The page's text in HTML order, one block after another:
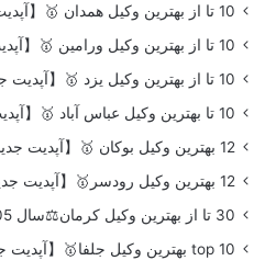
10 تا از بهترین وکیل همدان 🥇【آپدیت جدید】
10 تا از بهترین وکیل ورامین 🥇【آپدیت جدید】
10 تا از بهترین وکیل یزد 🥇【آپدیت جدید】
10 تا بهترین وکیل عباس آباد 🥇【آپدیت جدید】⚖️
12 بهترین وکیل بوکان 🥇【آپدیت جدید】⚖️
12 بهترین وکیل رودسر🥇【آپدیت جدید】⚖️
30 تا از بهترین وکیل کرمان⚖️سال 1405
top 10 بهترین وکیل جلفا🥇【آپدیت جدید】⚖️